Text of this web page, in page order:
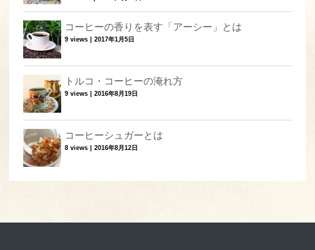
コーヒーの香りを表す「アーシー」とは
9 views |2017年1月5日
トルコ・コーヒーの淹れ方
9 views |2016年8月19日
コーヒーシュガーとは
8 views |2016年8月12日